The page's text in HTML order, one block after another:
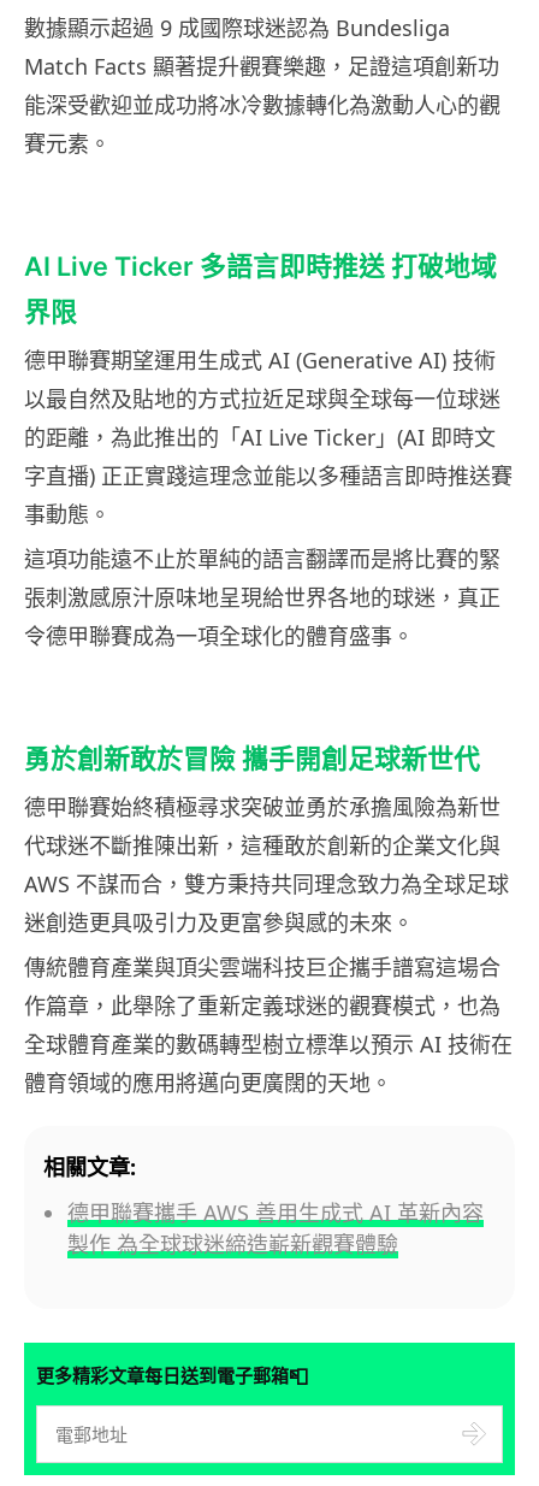
數據顯示超過 9 成國際球迷認為 Bundesliga
Match Facts 顯著提升觀賽樂趣，足證這項創新功
能深受歡迎並成功將冰冷數據轉化為激動人心的觀
賽元素。
AI Live Ticker 多語言即時推送 打破地域
界限
德甲聯賽期望運用生成式 AI (Generative AI) 技術
以最自然及貼地的方式拉近足球與全球每一位球迷
的距離，為此推出的「AI Live Ticker」(AI 即時文
字直播) 正正實踐這理念並能以多種語言即時推送賽
事動態。
這項功能遠不止於單純的語言翻譯而是將比賽的緊
張刺激感原汁原味地呈現給世界各地的球迷，真正
令德甲聯賽成為一項全球化的體育盛事。
勇於創新敢於冒險 攜手開創足球新世代
德甲聯賽始終積極尋求突破並勇於承擔風險為新世
代球迷不斷推陳出新，這種敢於創新的企業文化與
AWS 不謀而合，雙方秉持共同理念致力為全球足球
迷創造更具吸引力及更富參與感的未來。
傳統體育產業與頂尖雲端科技巨企攜手譜寫這場合
作篇章，此舉除了重新定義球迷的觀賽模式，也為
全球體育產業的數碼轉型樹立標準以預示 AI 技術在
體育領域的應用將邁向更廣闊的天地。
相關文章:
德甲聯賽攜手 AWS 善用生成式 AI 革新內容
製作 為全球球迷締造嶄新觀賽體驗
更多精彩文章每日送到電子郵箱📮